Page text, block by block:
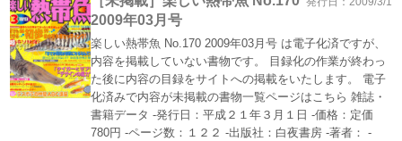
2009年03月号
楽しい熱帯魚 No.170 2009年03月号 は電子化済ですが、
内容を掲載していない書物です。 目録化の作業が終わっ
た後に内容の目録をサイトへの掲載をいたします。 電子
化済みで内容が未掲載の書物一覧ページはこちら 雑誌・
書籍データ -発行日：平成２１年３月１日 -価格：定価
780円 -ページ数：１２２ -出版社：白夜書房 -著者： -